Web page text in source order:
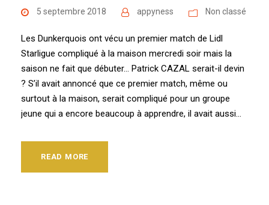
5 septembre 2018 appyness Non classé
Les Dunkerquois ont vécu un premier match de Lidl
Starligue compliqué à la maison mercredi soir mais la
saison ne fait que débuter… Patrick CAZAL serait-il devin
? S’il avait annoncé que ce premier match, même ou
surtout à la maison, serait compliqué pour un groupe
jeune qui a encore beaucoup à apprendre, il avait aussi...
READ MORE